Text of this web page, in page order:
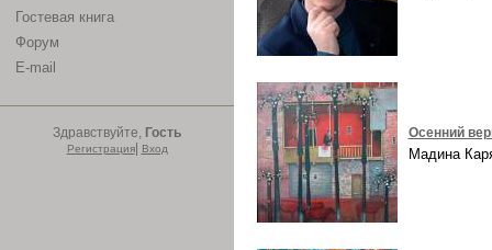
Гостевая книга
Форум
E-mail
Здравствуйте, Гость
Регистрация| Вход
Осенний
Мадина